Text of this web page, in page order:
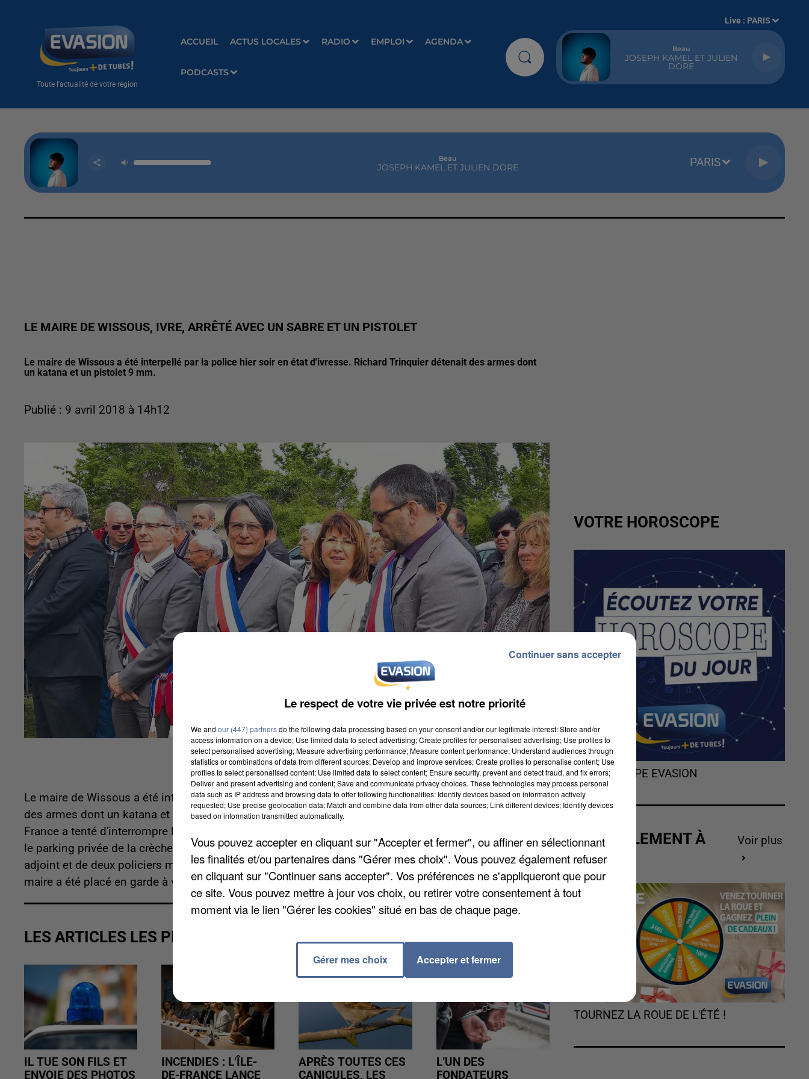
Toute l'actualité de votre région
ACCUEIL ACTUS LOCALES RADIO EMPLOI AGENDA
PODCASTS
Live : PARIS
Beau
JOSEPH KAMEL ET JULIEN
DORE
Beau
JOSEPH KAMEL ET JULIEN DORE PARIS
LE MAIRE DE WISSOUS, IVRE, ARRÊTÉ AVEC UN SABRE ET UN PISTOLET
Le maire de Wissous a été interpellé par la police hier soir en état d'ivresse. Richard Trinquier détenait des armes dont
un katana et un pistolet 9 mm.
Publié : 9 avril 2018 à 14h12
Le maire de Wissous a été interpellé par la police hier soir en état d'ivresse.Richard Trinquierdétenait
des armes dont un katana et un pistolet 9 mm, selonLe Parisien
France a tenté d'interrompre l'installation de gens du voyage dans sa ville. La scène s'est déroulée sur
le parking privée de la crèche Jeanne Garnerin près de l'A6. L'élu était accompagné de son premier
adjoint et de deux policiers municipaux. Les gens du voyage ont fini par appeler les autorités, et le
maire a été placé en garde à vue.
LES ARTICLES LES PLUS VUS
IL TUE SON FILS ET
ENVOIE DES PHOTOS
INCENDIES : L’ÎLE-
DE-FRANCE LANCE
APRÈS TOUTES CES
CANICULES, LES
L’UN DES
FONDATEURS
VOTRE HOROSCOPE
L'HOROSCOPE EVASION
ACTUELLEMENT À
GAGNER
Voir plus
TOURNEZ LA ROUE DE L'ÉTÉ !
Le respect de votre vie privée est notre priorité
We and our (447) partnersdo the following data processing based on your consent and/or our legitimate interest: Store and/or
access information on a device; Use limited data to select advertising; Create profiles for personalised advertising; Use profiles to
select personalised advertising; Measure advertising performance; Measure content performance; Understand audiences through
statistics or combinations of data from different sources; Develop and improve services; Create profiles to personalise content; Use
profiles to select personalised content; Use limited data to select content; Ensure security, prevent and detect fraud, and fix errors;
Deliver and present advertising and content; Save and communicate privacy choices. These technologies may process personal
data such as IP address and browsing data to offer following functionalities: Identify devices based on information actively
requested; Use precise geolocation data; Match and combine data from other data sources; Link different devices; Identify devices
based on information transmitted automatically.
Vous pouvez accepter en cliquant sur "Accepter et fermer", ou affiner en sélectionnant
les finalités et/ou partenaires dans "Gérer mes choix". Vous pouvez également refuser
en cliquant sur "Continuer sans accepter". Vos préférences ne s'appliqueront que pour
ce site. Vous pouvez mettre à jour vos choix, ou retirer votre consentement à tout
moment via le lien "Gérer les cookies" situé en bas de chaque page.
Gérer mes choix Accepter et fermer
Continuer sans accepter